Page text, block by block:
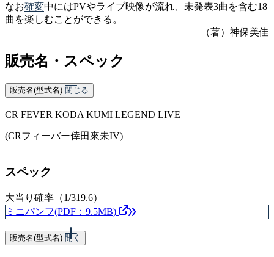
なお確変中にはPVやライブ映像が流れ、未発表3曲を含む18
曲を楽しむことができる。
（著）神保美佳
販売名・スペック
販売名(型式名) 閉じる
CR FEVER KODA KUMI LEGEND LIVE
(CRフィーバー倖田來未IV)
スペック
大当り確率（1/319.6）
ミニパンフ(PDF：9.5MB)
販売名(型式名) 開く